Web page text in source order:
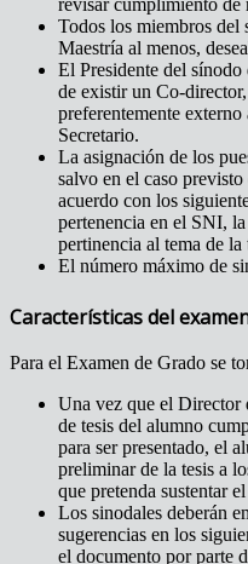
Todos los miembros del
Maestría al menos,
El Presidente del
de existir un Co-
preferentemente
Secretario.
La asignación de los
salvo en el caso
acuerdo con los
pertenencia en el SNI,
pertinencia al tema de la
El número máximo de
Características del
Para el Examen de Grado se
Una vez que el Director
de tesis del alumno
para ser presentado, el
preliminar de la tesis a
que pretenda sustentar
Los sinodales deberán
sugerencias en los
el documento por parte